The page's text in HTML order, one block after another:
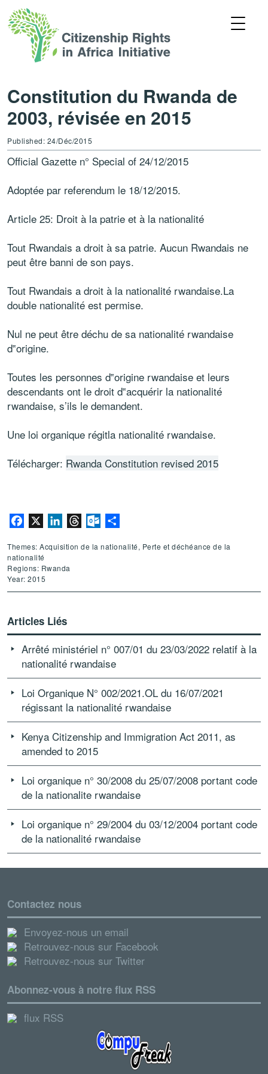
Constitution du Rwanda de
2003, révisée en 2015
Published: 24/Déc/2015
Official Gazette n° Special of 24/12/2015
Adoptée par referendum le 18/12/2015.
Article 25: Droit à la patrie et à la nationalité
Tout Rwandais a droit à sa patrie. Aucun Rwandais ne
peut être banni de son pays.
Tout Rwandais a droit à la nationalité rwandaise.La
double nationalité est permise.
Nul ne peut être déchu de sa nationalité rwandaise
d‟origine.
Toutes les personnes d‟origine rwandaise et leurs
descendants ont le droit d‟acquérir la nationalité
rwandaise, s’ils le demandent.
Une loi organique régitla nationalité rwandaise.
Télécharger: Rwanda Constitution revised 2015
Facebook LinkedInThreadsOutlook.com
Themes: Acquisition de la nationalité, Perte et déchéance de la
nationalité
Regions: Rwanda
Year: 2015
Articles Liés
Arrêté ministériel n° 007/01 du 23/03/2022 relatif à la
nationalité rwandaise
Loi Organique N° 002/2021.OL du 16/07/2021
régissant la nationalité rwandaise
Kenya Citizenship and Immigration Act 2011, as
amended to 2015
Loi organique n° 30/2008 du 25/07/2008 portant code
de la nationalite rwandaise
Loi organique n° 29/2004 du 03/12/2004 portant code
de la nationalité rwandaise
Contactez nous
Envoyez-nous un email
Retrouvez-nous sur Facebook
Retrouvez-nous sur Twitter
Abonnez-vous à notre flux RSS
flux RSS